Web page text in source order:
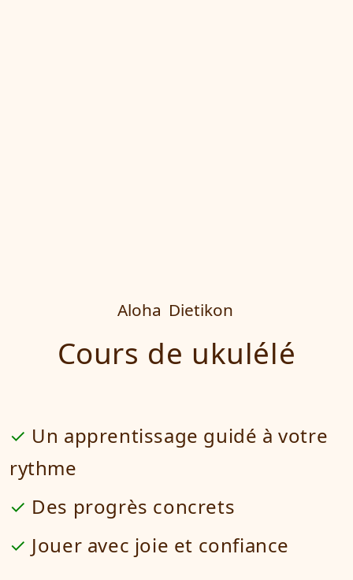
Aloha Dietikon
Cours de ukulélé
Un apprentissage guidé à votre
rythme
Des progrès concrets
Jouer avec joie et confiance